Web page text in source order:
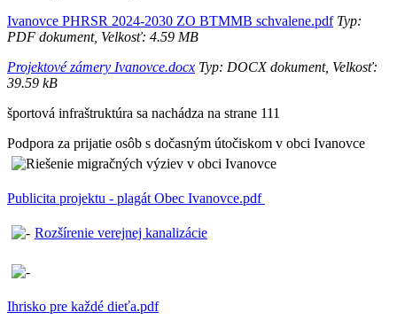
Ivanovce PHRSR 2024-2030 ZO BTMMB schvalene.pdfTyp:
PDF dokument, Velkosť: 4.59 MB
Projektové zámery Ivanovce.docx Typ: DOCX dokument, Velkosť:
39.59 kB
športová infraštruktúra sa nachádza na strane 111
Podpora za prijatie osôb s dočasným útočiskom v obci Ivanovce
Publicita projektu - plagát Obec Ivanovce.pdf
Rozšírenie verejnej kanalizácie
Ihrisko pre každé dieťa.pdf